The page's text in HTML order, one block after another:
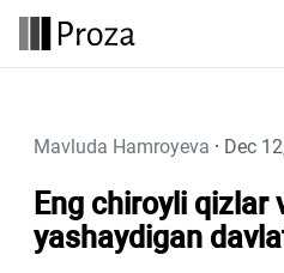
Mavluda Hamroyeva · Dec
Eng chiroyli qizlar
yashaydigan